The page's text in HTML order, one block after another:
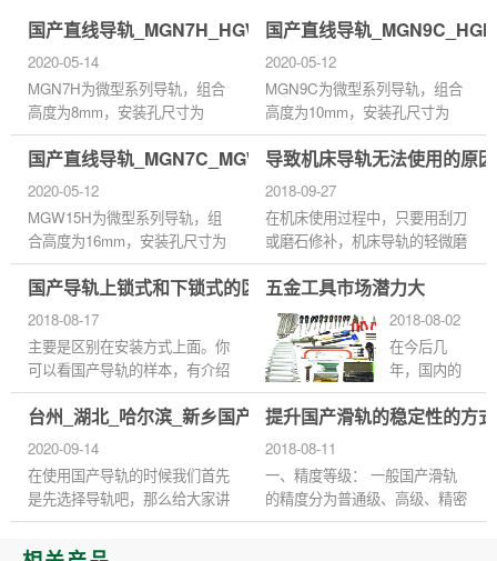
国产直线导轨_MGN7H_HGW25HC_价格批发生产厂家
2020-05-14
MGN7H为微型系列导轨，组合
高度为8mm，安装孔尺寸为
12*13，直线导轨特殊的束制结
构设计，可同时承受上、下、
左、右方向的负荷，不像滑动导
引在平行接触...
国产直线导轨
2020-05-12
MGN9C为微型系列导轨，组合
高度为10mm，安装孔尺寸为
15*10，直线导轨在滑块上装有
注油杯，可直接以注油注入油
脂，亦可连接供油管以自动供油
机润滑，使...
国产直线导轨_MGN7C_MGW15H_等级精度安装
2020-05-12
MGW15H为微型系列导轨，组
合高度为16mm，安装孔尺寸为
65*35，直线导轨采用哥德型四
点接触设计，可承受各方向负
荷，具备刚性强，精度高等特性
有钢珠保持...
导致机床导轨无法使用的原因
2018-09-27
在机床使用过程中，只要用刮刀
或磨石修补，机床导轨的轻微磨
损和磨损就能够继续运行。在维
修过程中，需要注意三大问题，
以免造成机床导轨的损坏，...
国产导轨上锁式和下锁式的区别
2018-08-17
主要是区别在安装方式上面。你
可以看国产导轨的样本，有介绍
的，上锁就是安装的时候从上锁
下来，下锁式就是从下锁到上，
你可以选择上下锁都可以的...
五金工具市场潜力大
2018-08-02
在今后几
年，国内的
建筑类五金
工具产品将
化、人性化
的发展道
路。罗百辉
台州_湖北_哈尔滨_新乡国产直线导轨滑块
2020-09-14
在使用国产导轨的时候我们首先
是先选择导轨吧，那么给大家讲
讲国产导轨选择的一些妙招。
滑块形式选择 1、法兰式比四方
提升国产滑轨的稳定性的方式
2018-08-11
一、精度等级： 一般国产滑轨
的精度分为普通级、高级、精密
级、超精密级和超高精密级五